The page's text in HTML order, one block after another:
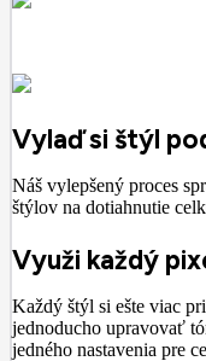
Vylaď si štýl
Náš vylepšený proces
štýlov na dotiahnutie
Využi každý
Každý štýl si ešte viac
jednoducho upravovať
jedného nastavenia pre